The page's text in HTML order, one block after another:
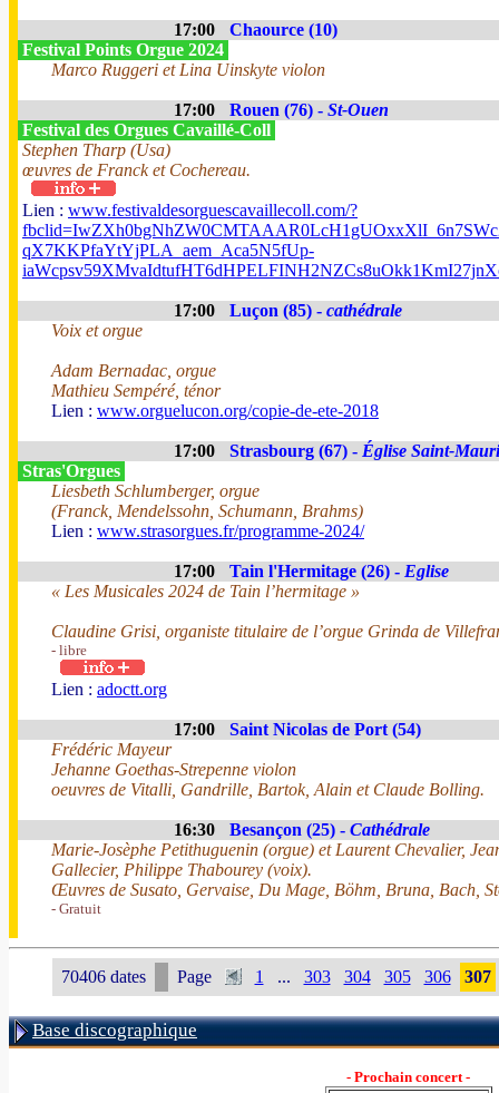
17:00
Chaource (10)
Festival Points Orgue 2024
Marco Ruggeri et Lina Uinskyte violon
17:00 Rouen (76) - St-Ouen
Festival des Orgues Cavaillé-Coll
Stephen Tharp (Usa)
œuvres de Franck et Cochereau.
Lien : www.festivaldesorguescavaillecoll.com/?
qX7KKPfaYtYjPLA_aem_Aca5N5fUp-
17:00 Luçon (85) - cathédrale
Voix et orgue
Adam Bernadac, orgue
Mathieu Sempéré, ténor
Lien : www.orguelucon.org/copie-de-ete-2018
17:00 Strasbourg (67) - Église Saint-
Stras'Orgues
Liesbeth Schlumberger, orgue
(Franck, Mendelssohn, Schumann, Brahms)
Lien : www.strasorgues.fr/programme-2024/
17:00 Tain l'Hermitage (26) - Eglise
« Les Musicales 2024 de Tain l’hermitage »
Claudine Grisi, organiste titulaire de l’orgue Grinda de
- libre
Lien : adoctt.org
17:00
Saint Nicolas de Port (54)
Frédéric Mayeur
Jehanne Goethas-Strepenne violon
oeuvres de Vitalli, Gandrille, Bartok, Alain et Claude Bolling.
16:30 Besançon (25) - Cathédrale
Marie-Josèphe Petithuguenin (orgue) et Laurent Chevalier,
Gallecier, Philippe Thabourey (voix).
Œuvres de Susato, Gervaise, Du Mage, Böhm, Bruna, Bach,
- Gratuit
70406 dates Page 1 ... 303 304 305 306 307
Base discographique
- Prochain concert -